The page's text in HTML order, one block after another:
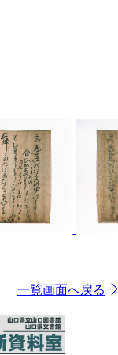
一覧画面へ戻る